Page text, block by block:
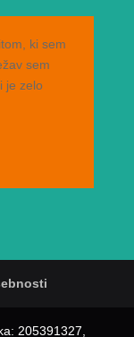
ki sem
sem
je zelo
205391327,